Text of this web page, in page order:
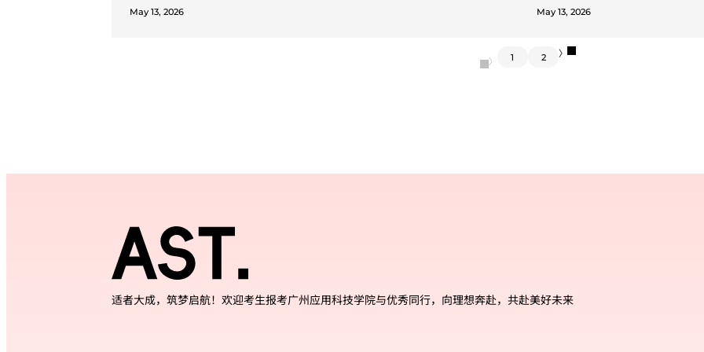
May 13, 2026 May 13, 2026
〈 1 2 〉
适者大成，筑梦启航！欢迎考生报考广州应用科技学院与优秀同行，向理想奔赴，共赴美好未来